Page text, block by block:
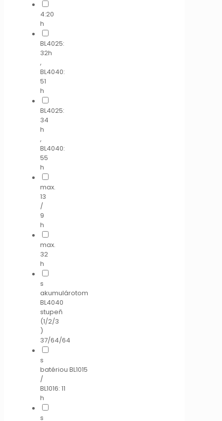
4:20
h
BL4025:
32h
,
BL4040:
51
h
BL4025:
34
h
,
BL4040:
55
h
max.
13
/
9
h
max.
32
h
s
akumulárotom
BL4040
stupeň
(1/2/3
)
37/64/64
s
batériou BL1015
/
BL1016: 11
h
s